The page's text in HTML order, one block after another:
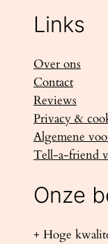
Links
Over ons
Contact
Reviews
Privacy &
Algemene
Tell-a-friend
Onze
+ Hoge